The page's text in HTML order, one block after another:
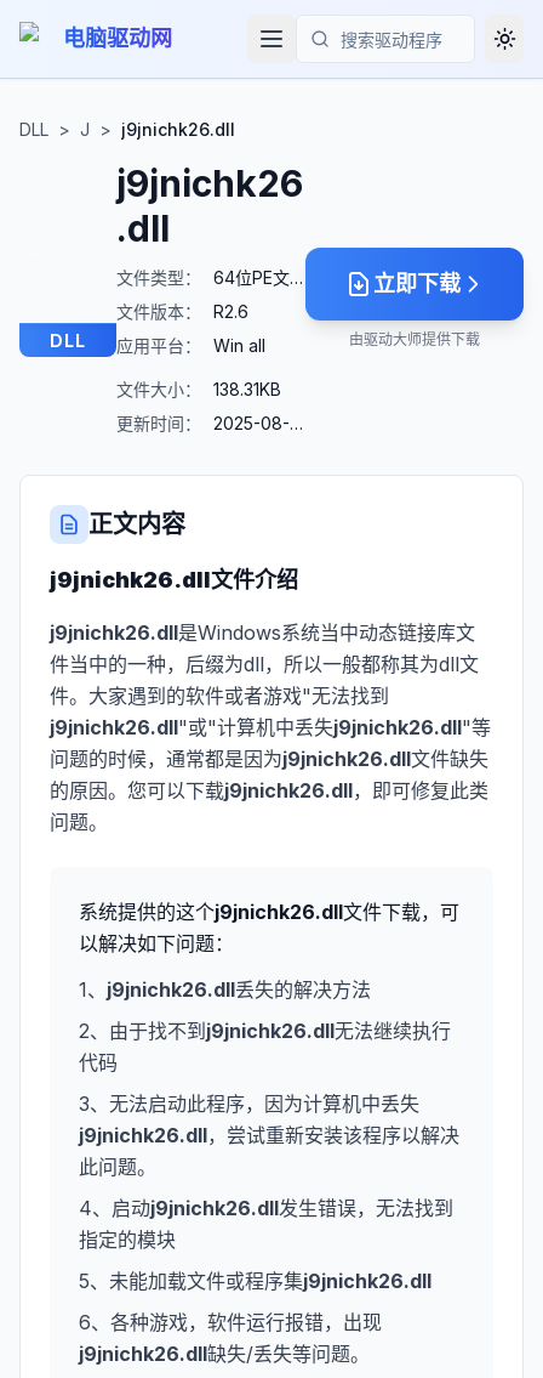
电脑驱动网
搜索
DLL > J > j9jnichk26.dll
DLL
j9jnichk26
.dll
文件类型：
64位PE文件
文件版本：
R2.6
应用平台：
Win all
文件大小：
138.31KB
更新时间：
2025-08-23
立即下载
由驱动大师提供下载
正文内容
j9jnichk26.dll文件介绍
j9jnichk26.dll是Windows系统当中动态链接库文
件当中的一种，后缀为dll，所以一般都称其为dll文
件。大家遇到的软件或者游戏"无法找到
j9jnichk26.dll"或"计算机中丢失j9jnichk26.dll"等
问题的时候，通常都是因为j9jnichk26.dll文件缺失
的原因。您可以下载j9jnichk26.dll，即可修复此类
问题。
系统提供的这个j9jnichk26.dll文件下载，可
以解决如下问题：
1、 j9jnichk26.dll丢失的解决方法
2、由于找不到 j9jnichk26.dll无法继续执行
代码
3、无法启动此程序，因为计算机中丢失
j9jnichk26.dll，尝试重新安装该程序以解决
此问题。
4、启动j9jnichk26.dll发生错误，无法找到
指定的模块
5、未能加载文件或程序集j9jnichk26.dll
6、各种游戏，软件运行报错，出现
j9jnichk26.dll缺失/丢失等问题。